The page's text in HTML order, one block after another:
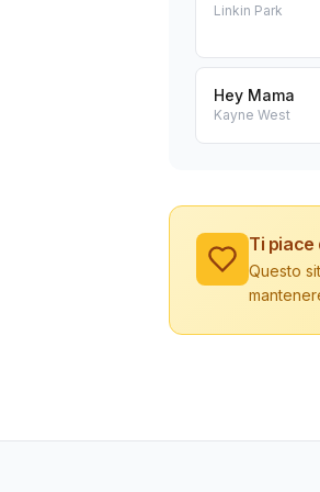
Linkin Park
Hey Mama
Kayne West
Ti
Questo